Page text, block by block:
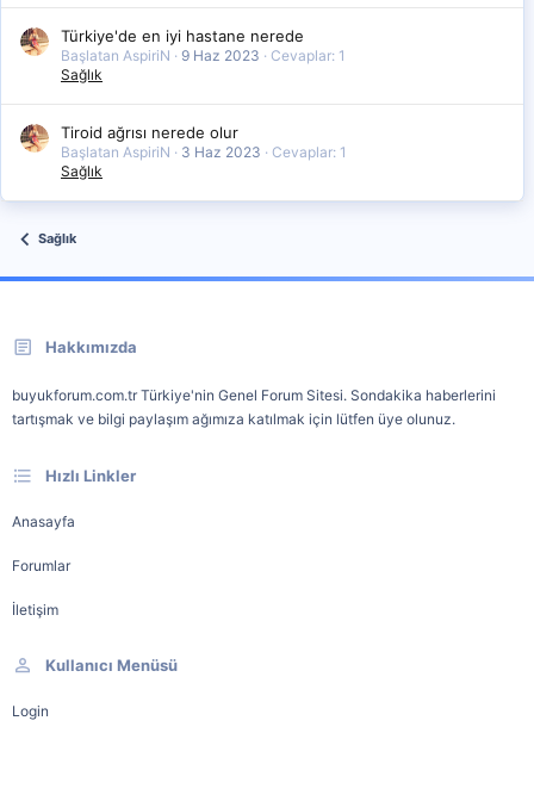
Türkiye'de en iyi hastane nerede
Başlatan AspiriN 9 Haz 2023
Cevaplar: 1
Sağlık
Tiroid ağrısı nerede olur
Başlatan AspiriN 3 Haz 2023
Cevaplar: 1
Sağlık
Sağlık
Hakkımızda
buyukforum.com.tr Türkiye'nin Genel Forum Sitesi. Sondakika haberlerini
tartışmak ve bilgi paylaşım ağımıza katılmak için lütfen üye olunuz.
Hızlı Linkler
Anasayfa
Forumlar
İletişim
Kullanıcı Menüsü
Login